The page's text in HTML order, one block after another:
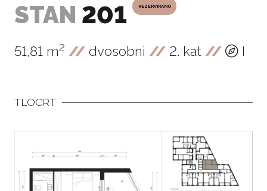
STAN 201 REZERVIRANO
51,81 m2 // dvosobni // 2. kat // I
TLOCRT